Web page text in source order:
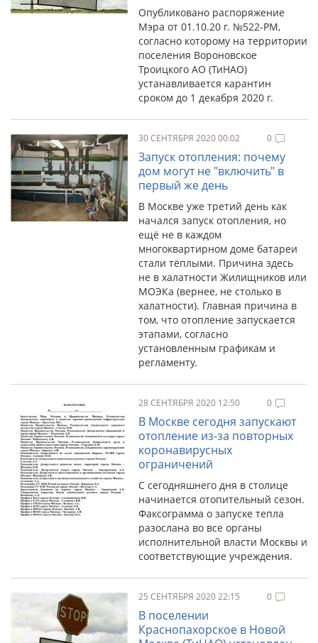
Опубликовано распоряжение
Мэра от 01.10.20 г. №522-РМ,
согласно которому на территории
поселения Вороновское
Троицкого АО (ТиНАО)
устанавливается карантин
сроком до 1 декабря 2020 г.
30 СЕНТЯБРЯ 2020 00:02 0
Запуск отопления: почему
дом могут не "включить" в
первый же день
В Москве уже третий день как
начался запуск отопления, но
ещё не в каждом
многоквартирном доме батареи
стали тёплыми. Причина здесь
не в халатности Жилищников или
МОЭКа (вернее, не столько в
халатности). Главная причина в
том, что отопление запускается
этапами, согласно
установленным графикам и
регламенту.
28 СЕНТЯБРЯ 2020 12:50 0
В Москве сегодня запускают
отопление из-за повторных
коронавирусных
ограничений
С сегодняшнего дня в столице
начинается отопительный сезон.
Факсограмма о запуске тепла
разослана во все органы
исполнительной власти Москвы и
соответствующие учреждения.
25 СЕНТЯБРЯ 2020 22:15 0
В поселении
Краснопахорское в Новой